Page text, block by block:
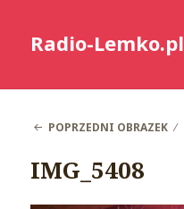
Radio-Lemko.pl
POPRZEDNI OBRAZEK
IMG_5408